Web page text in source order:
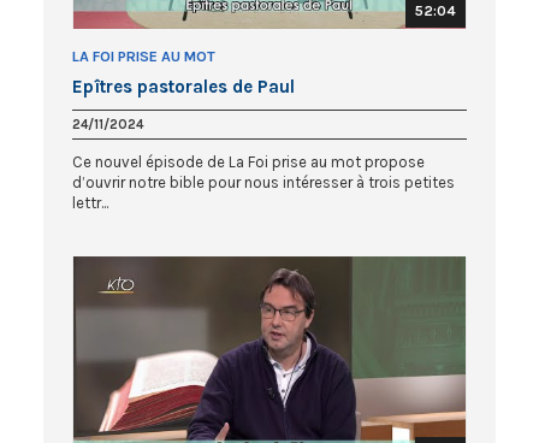
52:04
LA FOI PRISE AU MOT
Epîtres pastorales de Paul
24/11/2024
Ce nouvel épisode de La Foi prise au mot propose
d’ouvrir notre bible pour nous intéresser à trois petites
lettr...